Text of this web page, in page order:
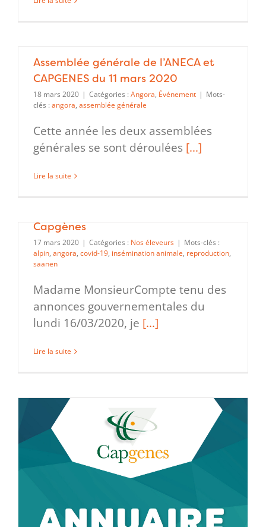
Assemblée générale de l’ANECA et
CAPGENES du 11 mars 2020
18 mars 2020 | Catégories : Angora, Événement | Mots-
clés : angora, assemblée générale
Cette année les deux assemblées
générales se sont déroulées [...]
Lire la suite
Capgènes
17 mars 2020 | Catégories : Nos éleveurs | Mots-clés :
alpin, angora, covid-19, insémination animale, reproduction,
saanen
Madame MonsieurCompte tenu des
annonces gouvernementales du
lundi 16/03/2020, je [...]
Lire la suite